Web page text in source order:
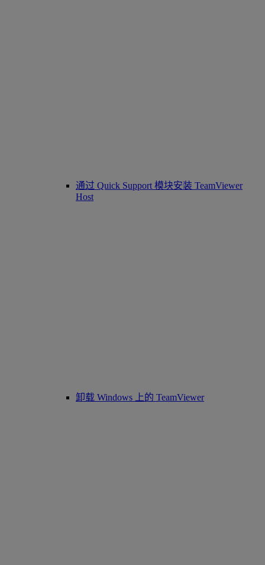
通过 Quick Support 模块安装 TeamViewer
Host
卸载 Windows 上的 TeamViewer